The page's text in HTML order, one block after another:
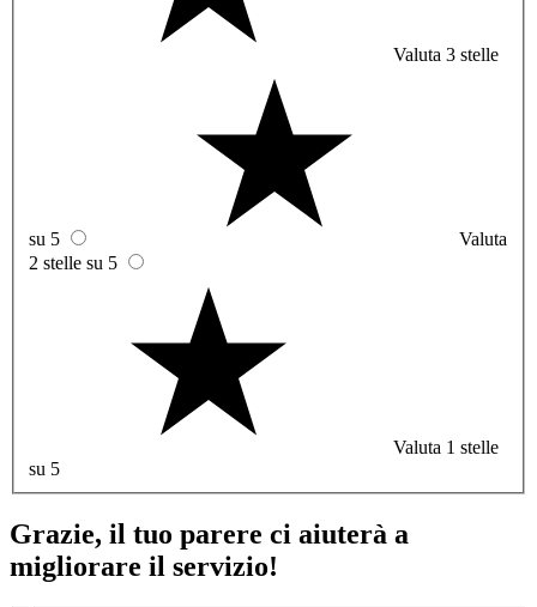
Valuta 3 stelle
su 5
Valuta
2 stelle su 5
Valuta 1 stelle
su 5
Grazie, il tuo parere ci aiuterà a
migliorare il servizio!